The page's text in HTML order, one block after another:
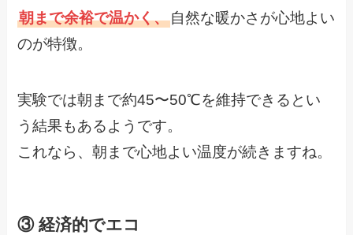
朝まで余裕で温かく、自然な暖かさが心地よい
のが特徴。
実験では朝まで約45〜50℃を維持できるとい
う結果もあるようです。
これなら、朝まで心地よい温度が続きますね。
③ 経済的でエコ